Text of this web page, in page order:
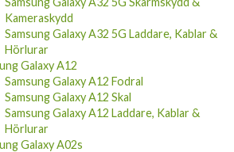
Kameraskydd
Samsung Galaxy A32 5G Laddare, Kablar &
Hörlurar
Galaxy A12
Samsung Galaxy A12 Fodral
Samsung Galaxy A12 Skal
Samsung Galaxy A12 Laddare, Kablar &
Hörlurar
Galaxy A02s